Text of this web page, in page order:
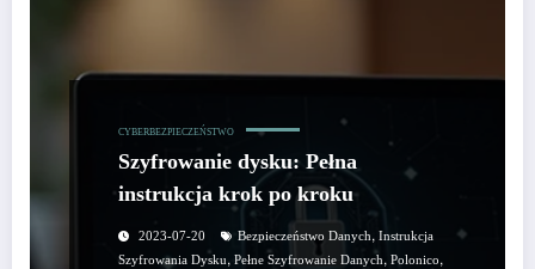
CYBERBEZPIECZEŃSTWO
Szyfrowanie dysku: Pełna
instrukcja krok po kroku
2023-07-20 Bezpieczeństwo Danych, Instrukcja
Szyfrowania Dysku, Pełne Szyfrowanie Danych, Polonico,